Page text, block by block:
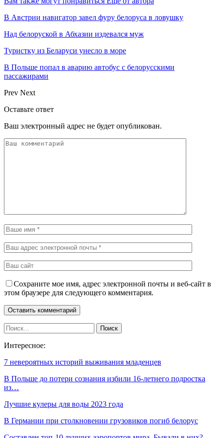
В Австрии навигатор завел фуру белоруса в ловушку
Над белоруской в Абхазии издевался муж
Туристку из Беларуси унесло в море
В Польше попал в аварию автобус с белорусскими
пассажирами
Prev Next
Оставьте ответ
Ваш электронный адрес не будет опубликован.
Сохраните мое имя, адрес электронной почты и веб-сайт в
этом браузере для следующего комментария.
Интересное:
7 невероятных историй выживания младенцев
В Польше до потери сознания избили 16-летнего подростка
из…
Лучшие кулеры для воды 2023 года
В Германии при столкновении грузовиков погиб белорус